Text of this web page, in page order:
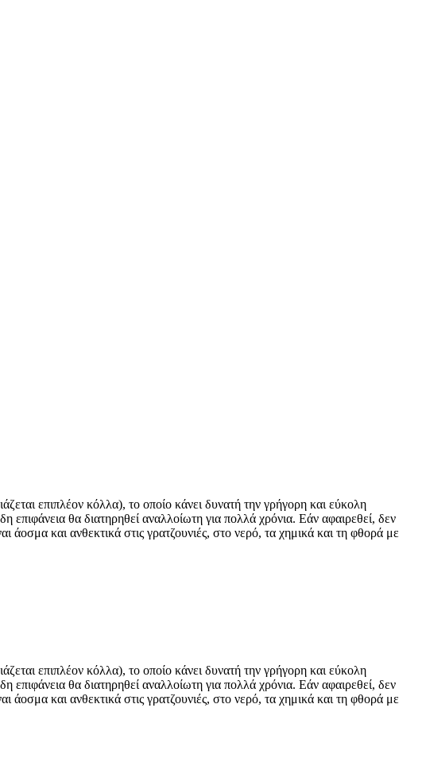
επιπλέον κόλλα), το οποίο κάνει δυνατή την γρήγορη και εύκολη
θα διατηρηθεί αναλλοίωτη για πολλά χρόνια. Εάν αφαιρεθεί, δεν
και ανθεκτικά στις γρατζουνιές, στο νερό, τα χημικά και τη φθορά με
επιπλέον κόλλα), το οποίο κάνει δυνατή την γρήγορη και εύκολη
θα διατηρηθεί αναλλοίωτη για πολλά χρόνια. Εάν αφαιρεθεί, δεν
και ανθεκτικά στις γρατζουνιές, στο νερό, τα χημικά και τη φθορά με